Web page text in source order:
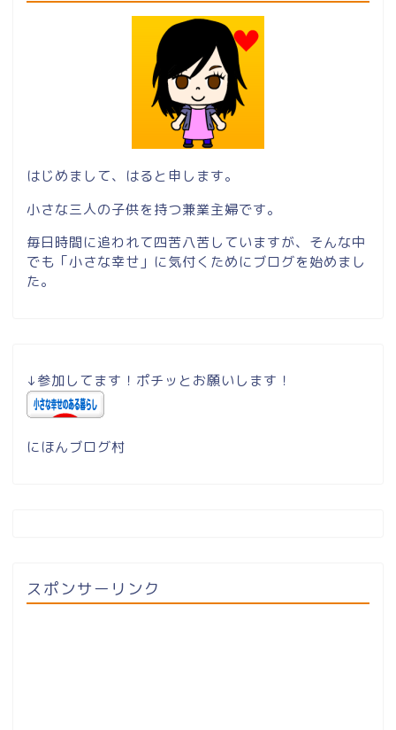
はじめまして、はると申します。
小さな三人の子供を持つ兼業主婦です。
毎日時間に追われて四苦八苦していますが、そんな中
でも「小さな幸せ」に気付くためにブログを始めまし
た。
↓参加してます！ポチッとお願いします！
にほんブログ村
スポンサーリンク